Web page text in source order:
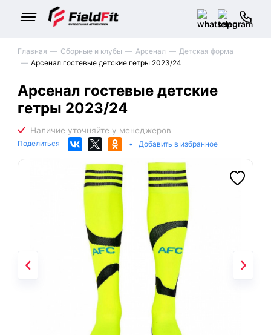
Главная Сборные и клубы Арсенал
Детская форма
Арсенал гостевые детские гетры 2023/24
Арсенал гостевые детские
гетры 2023/24
Поделиться • Добавить в избранное